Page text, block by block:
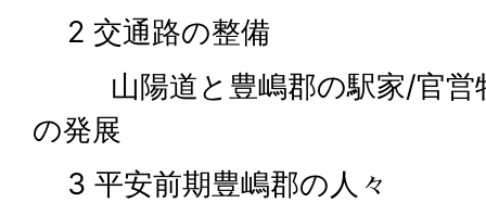
2 交通路の整備
山陽道と豊嶋郡の駅家/官営
の発展
3 平安前期豊嶋郡の人々